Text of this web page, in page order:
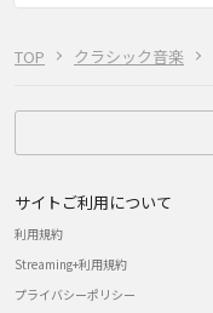
TOP クラシック音楽
サイトご利用について
利用規約
Streaming+利用規約
プライバシーポリシー